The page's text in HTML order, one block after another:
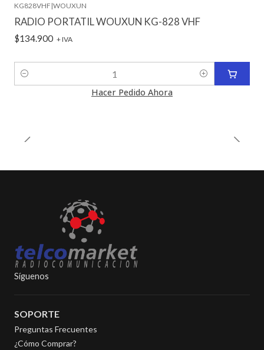
KG828VHF |WOUXUN
RADIO PORTATIL WOUXUN KG-828 VHF
$134.900 + IVA
Cantidad
Hacer Pedido Ahora
Síguenos
SOPORTE
Preguntas Frecuentes
¿Cómo Comprar?